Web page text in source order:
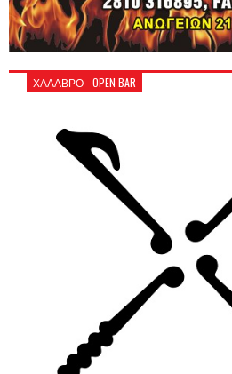
ΧΑΛΑΒΡΟ - OPEN BAR